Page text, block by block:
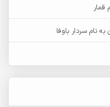
مستشیری
نظری
قمار
نام سردار باوفا